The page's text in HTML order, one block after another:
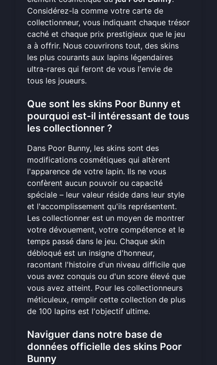
Considérez-la comme votre carte de
collectionneur, vous indiquant chaque trésor
caché et chaque prix prestigieux que le jeu
a à offrir. Nous couvrirons tout, des skins
les plus courants aux lapins légendaires
ultra-rares qui feront de vous l'envie de
tous les joueurs.
Que sont les skins Poor Bunny et
pourquoi est-il intéressant de tous
les collectionner ?
Dans Poor Bunny, les skins sont des
modifications cosmétiques qui altèrent
l'apparence de votre lapin. Ils ne vous
confèrent aucun pouvoir ou capacité
spéciale – leur valeur réside dans leur style
et l'accomplissement qu'ils représentent.
Les collectionner est un moyen de montrer
votre dévouement, votre compétence et le
temps passé dans le jeu. Chaque skin
débloqué est un insigne d'honneur,
racontant l'histoire d'un niveau difficile que
vous avez conquis ou d'un score élevé que
vous avez atteint. Pour les collectionneurs
méticuleux, remplir cette collection de plus
de 100 lapins est l'objectif ultime.
Naviguer dans notre base de
données officielle des skins Poor
Bunny